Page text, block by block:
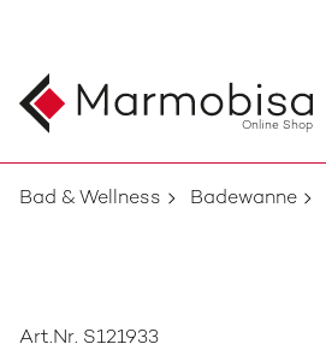
Online Shop
Bad & Wellness Badewanne
Art.Nr. S121933